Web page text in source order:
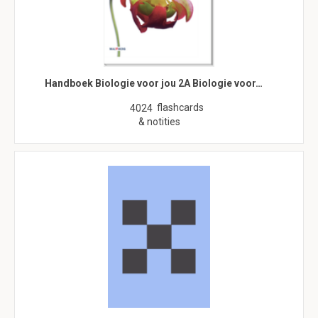
Handboek Biologie voor jou 2A Biologie voor…
4024 flashcards
& notities